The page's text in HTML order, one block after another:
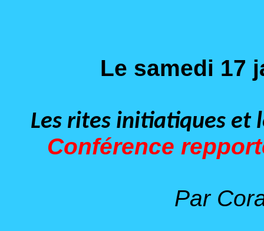
Le samedi 17
Les rites initiatiques et
Conférence
Par